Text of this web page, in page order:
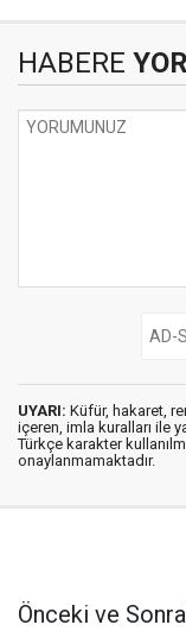
HABERE
UYARI: Küfür, hakaret,
içeren, imla kuralları ile
Türkçe karakter
onaylanmamaktadır.
Önceki ve